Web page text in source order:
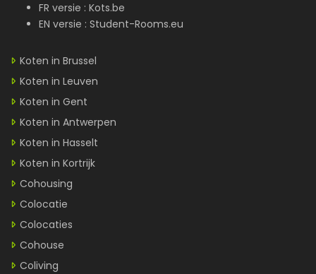
FR versie : Kots.be
EN versie : Student-Rooms.eu
Koten in Brussel
Koten in Leuven
Koten in Gent
Koten in Antwerpen
Koten in Hasselt
Koten in Kortrijk
Cohousing
Colocatie
Colocaties
Cohouse
Coliving